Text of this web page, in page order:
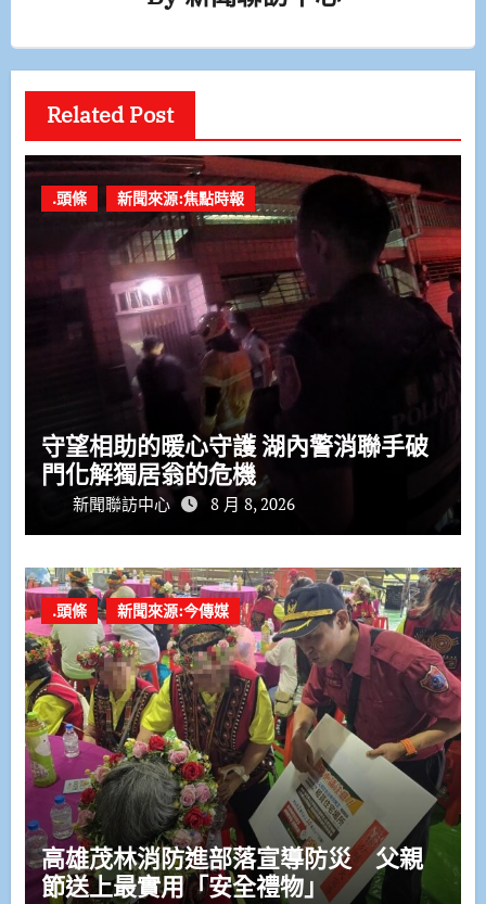
Related Post
.頭條 新聞來源:焦點時報
守望相助的暖心守護 湖內警消聯手破
門化解獨居翁的危機
新聞聯訪中心 8 月 8, 2026
.頭條 新聞來源:今傳媒
高雄茂林消防進部落宣導防災 父親
節送上最實用「安全禮物」